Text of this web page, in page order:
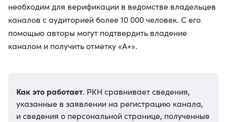
необходим для верификации в ведомстве владельцев
каналов с аудиторией более 10 000 человек. С его
помощью авторы могут подтвердить владение
каналом и получить отметку «А+».
Как это работает. РКН сравнивает сведения,
указанные в заявлении на регистрацию канала,
и сведения о персональной странице, полученные